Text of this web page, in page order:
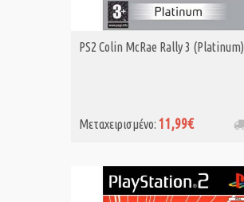
PS2 Colin McRae Rally 3 (Platinum)
Μεταχειρισμένο: 11,99€